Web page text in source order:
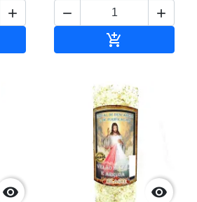
  

 